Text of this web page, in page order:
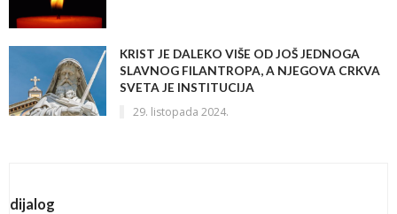
KRIST JE DALEKO VIŠE OD JOŠ JEDNOGA
SLAVNOG FILANTROPA, A NJEGOVA CRKVA
SVETA JE INSTITUCIJA
29. listopada 2024.
dijalog